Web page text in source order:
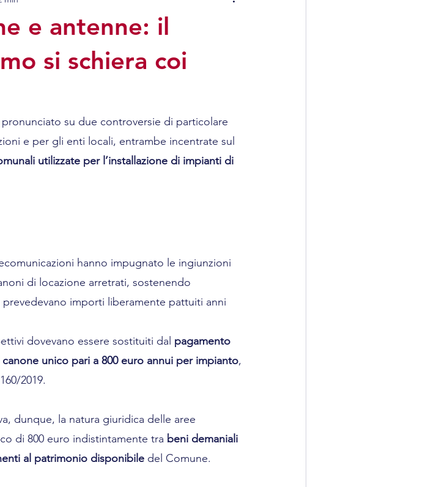
e antenne: il
si schiera coi
su due controversie di particolare
e per gli enti locali, entrambe incentrate sul
utilizzate per l’installazione di impianti di
hanno impugnato le ingiunzioni
di locazione arretrati, sostenendo
importi liberamente pattuiti anni
dovevano essere sostituiti dal pagamento
canone unico pari a 800 euro annui per impianto,
2019.
dunque, la natura giuridica delle aree
di 800 euro indistintamente tra beni demaniali
al patrimonio disponibile del Comune.